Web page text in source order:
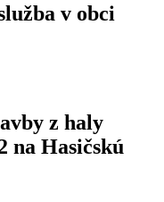
v obci
z haly
na Hasičskú